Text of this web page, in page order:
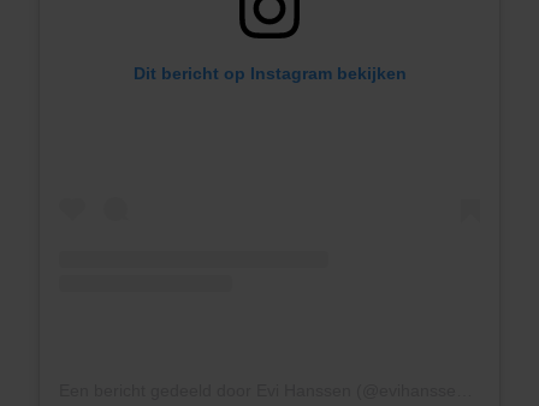
Dit bericht op Instagram bekijken